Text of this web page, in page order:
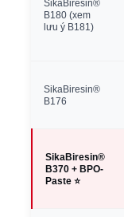
SikaBiresin®
B180 (xem
lưu ý B181)
SikaBiresin®
B176
SikaBiresin®
B370 + BPO-
Paste ⭐